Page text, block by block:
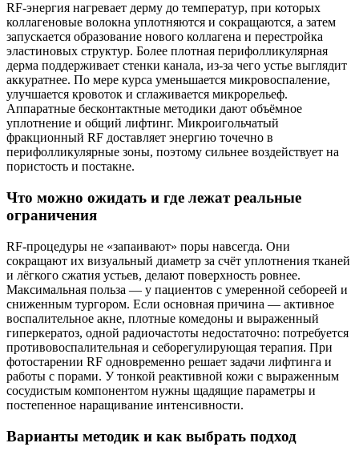
RF‑энергия нагревает дерму до температур, при которых
коллагеновые волокна уплотняются и сокращаются, а затем
запускается образование нового коллагена и перестройка
эластиновых структур. Более плотная перифолликулярная
дерма поддерживает стенки канала, из‑за чего устье выглядит
аккуратнее. По мере курса уменьшается микровоспаление,
улучшается кровоток и сглаживается микрорельеф.
Аппаратные бесконтактные методики дают объёмное
уплотнение и общий лифтинг. Микроигольчатый
фракционный RF доставляет энергию точечно в
перифолликулярные зоны, поэтому сильнее воздействует на
пористость и постакне.
Что можно ожидать и где лежат реальные
ограничения
RF‑процедуры не «запаивают» поры навсегда. Они
сокращают их визуальный диаметр за счёт уплотнения тканей
и лёгкого сжатия устьев, делают поверхность ровнее.
Максимальная польза — у пациентов с умеренной себореей и
сниженным тургором. Если основная причина — активное
воспалительное акне, плотные комедоны и выраженный
гиперкератоз, одной радиочастоты недостаточно: потребуется
противовоспалительная и себорегулирующая терапия. При
фотостарении RF одновременно решает задачи лифтинга и
работы с порами. У тонкой реактивной кожи с выраженным
сосудистым компонентом нужны щадящие параметры и
постепенное наращивание интенсивности.
Варианты методик и как выбрать подход